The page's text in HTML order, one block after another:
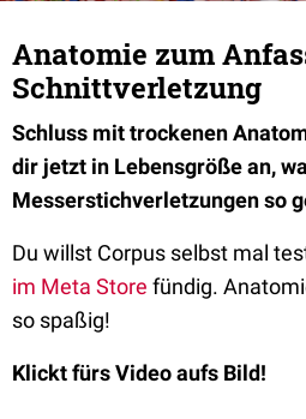
Anatomie zum
Schnittverletzung
Schluss mit trockenen
dir jetzt in Lebensgröße an,
Messerstichverletzungen so
Du willst Corpus selbst mal
im Meta Store fündig.
so spaßig!
Klickt fürs Video aufs Bild!